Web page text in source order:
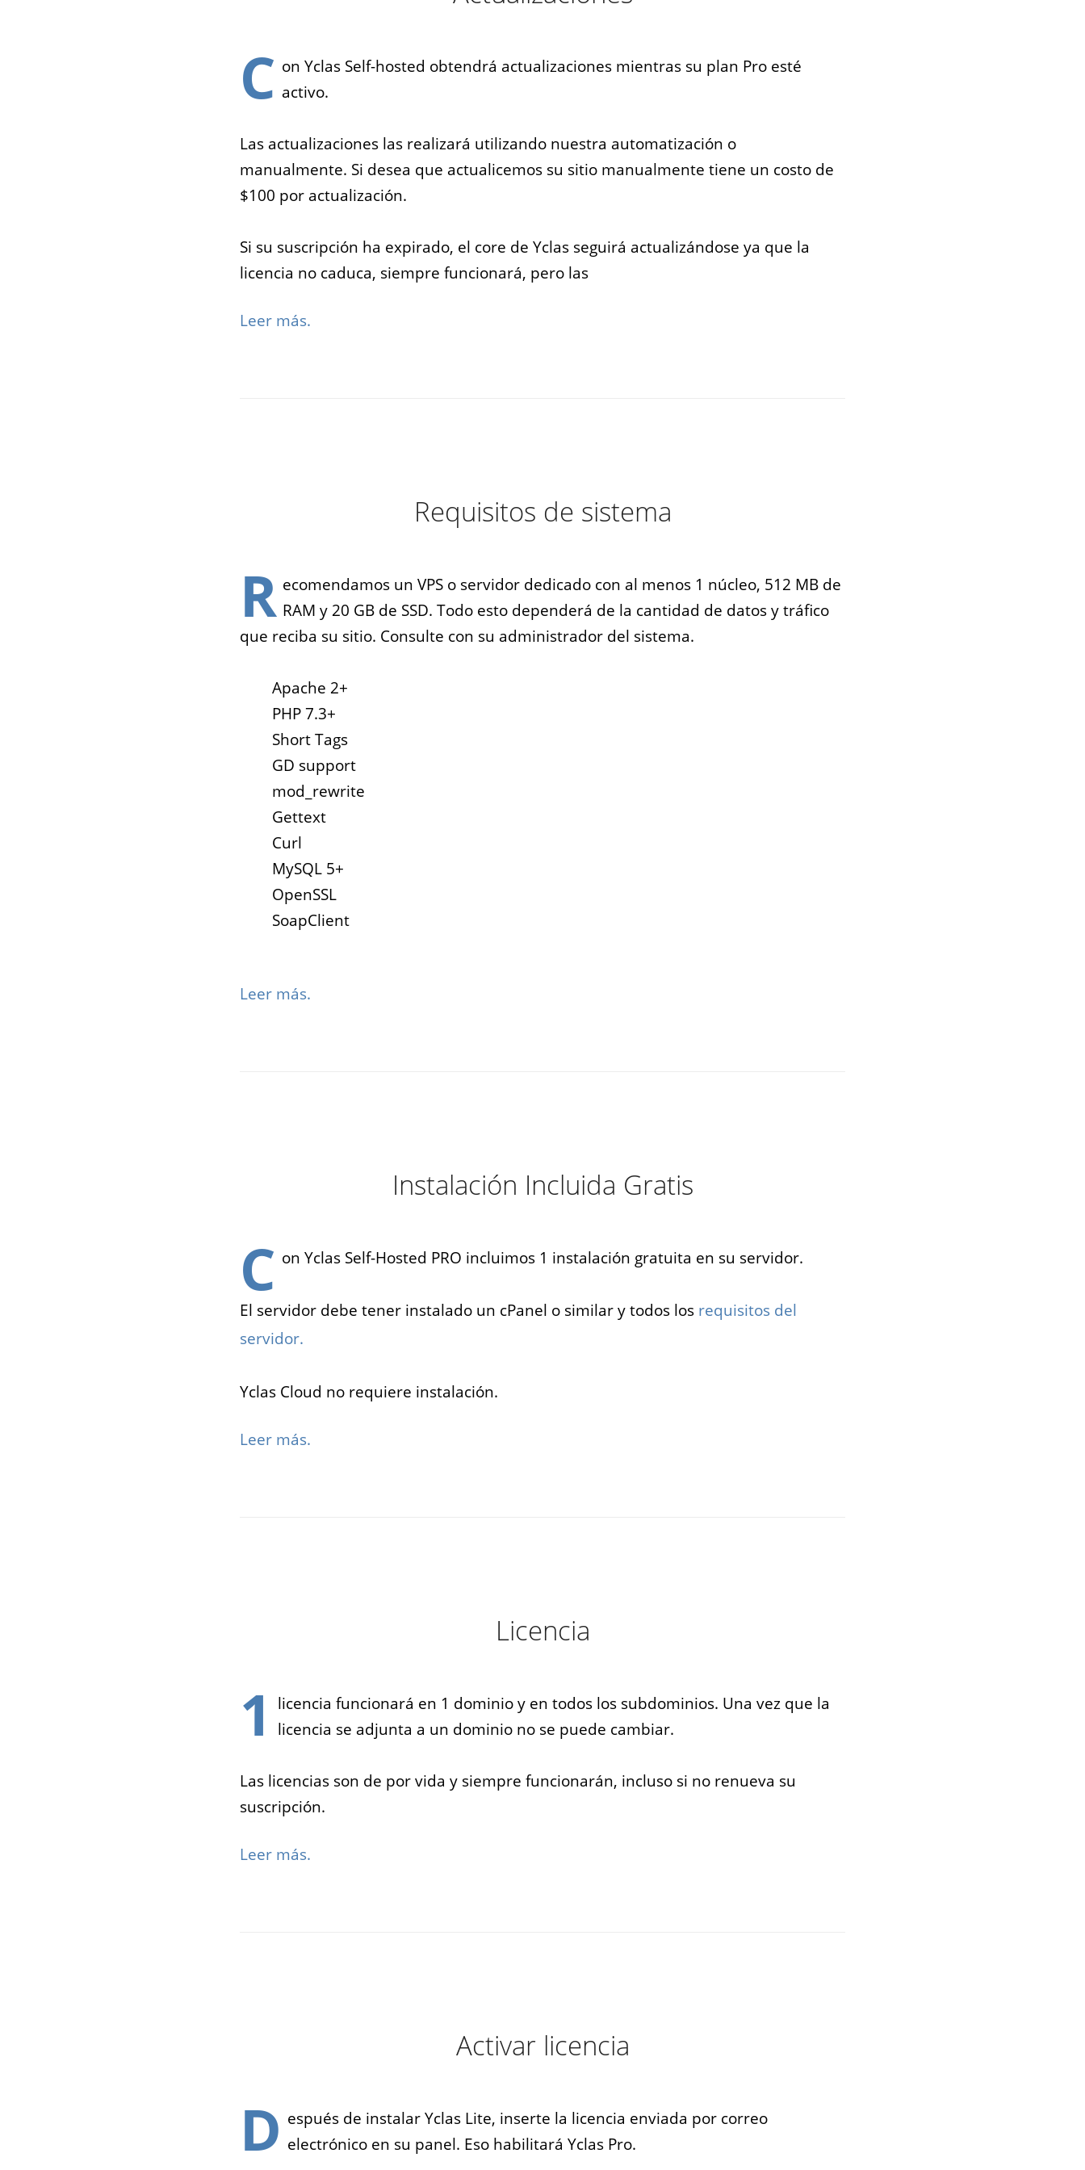
C on Yclas Self-hosted obtendrá actualizaciones mientras su plan Pro esté
activo.
Las actualizaciones las realizará utilizando nuestra automatización o
manualmente. Si desea que actualicemos su sitio manualmente tiene un costo de
$100 por actualización.
Si su suscripción ha expirado, el core de Yclas seguirá actualizándose ya que la
licencia no caduca, siempre funcionará, pero las
Leer más.
Requisitos de sistema
R ecomendamos un VPS o servidor dedicado con al menos 1 núcleo, 512 MB de
RAM y 20 GB de SSD. Todo esto dependerá de la cantidad de datos y tráfico
que reciba su sitio. Consulte con su administrador del sistema.
Apache 2+
PHP 7.3+
Short Tags
GD support
mod_rewrite
Gettext
Curl
MySQL 5+
OpenSSL
SoapClient
Leer más.
Instalación Incluida Gratis
C on Yclas Self-Hosted PRO incluimos 1 instalación gratuita en su servidor.
El servidor debe tener instalado un cPanel o similar y todos los requisitos del
servidor.
Yclas Cloud no requiere instalación.
Leer más.
Licencia
1
licencia funcionará en 1 dominio y en todos los subdominios. Una vez que la
licencia se adjunta a un dominio no se puede cambiar.
Las licencias son de por vida y siempre funcionarán, incluso si no renueva su
suscripción.
Leer más.
Activar licencia
D espués de instalar Yclas Lite, inserte la licencia enviada por correo
electrónico en su panel. Eso habilitará Yclas Pro.